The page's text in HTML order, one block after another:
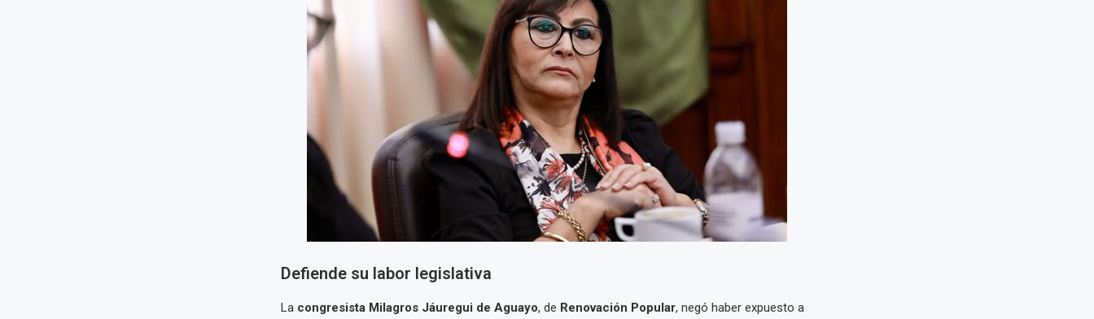
Defiende su labor legislativa
La congresista Milagros Jáuregui de Aguayo, de Renovación Popular, negó haber expuesto a